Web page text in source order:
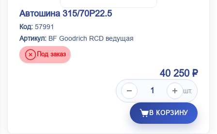
Автошина 315/70Р22.5
Код: 57991
Артикул: BF Goodrich RCD ведущая
Под заказ
40 250 ₽
шт.
В КОРЗИНУ